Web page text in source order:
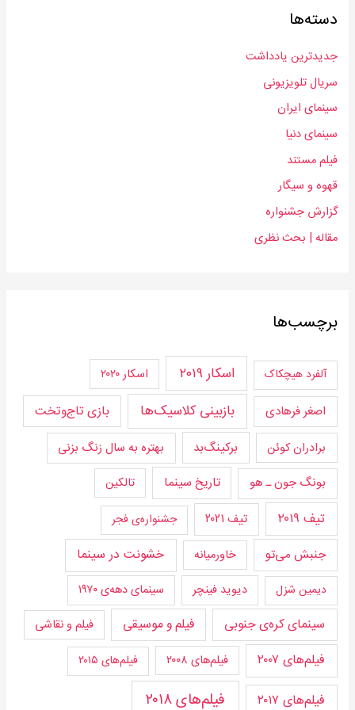
دسته‌ها
جدیدترین یادداشت
سریال‌ تلویزیونی
سینمای ایران
سینمای دنیا
فیلم مستند
قهوه و سیگار
گزارش جشنواره
مقاله | بحث‌ نظری
برچسب‌ها
آلفرد هیچکاک اسکار ۲۰۱۹
اسکار ۲۰۲۰
اصغر فرهادی
بازبینی کلاسیک‌ها بازی تاج‌و‌تخت
برادران کوئن برکینگ‌بد
بهتره به سال زنگ بزنی
بونگ جون ـ هو
تاریخ سینما تالکین
تیف ۲۰۱۹ تیف ۲۰۲۱ جشنواره‌ی فجر
جنبش می‌تو خاورمیانه خشونت در سینما
دیمین شزل دیوید فینچر سینمای دهه‌ی ۱۹۷۰
سینمای کره‌ی جنوبی فیلم و موسیقی فیلم و نقاشی
فیلم‌های ۲۰۰۷ فیلم‌های ۲۰۰۸ فیلم‌های ۲۰۱۵
فیلم‌های ۲۰۱۷
فیلم‌های ۲۰۱۸